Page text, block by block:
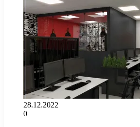
28.12.2022
0